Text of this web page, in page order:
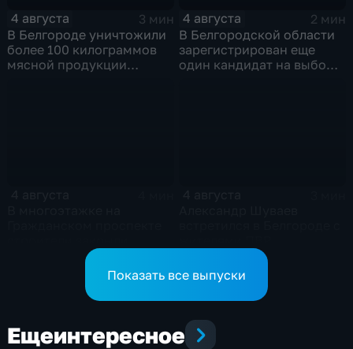
4 августа
3 мин
В Белгороде уничтожили
более 100 килограммов
мясной продукции
4 августа
2 мин
В Белгородской области
зарегистрирован еще
один кандидат на выборы
тепловой контур по
временной схемеПоказать все выпуски
Ещеинтересное